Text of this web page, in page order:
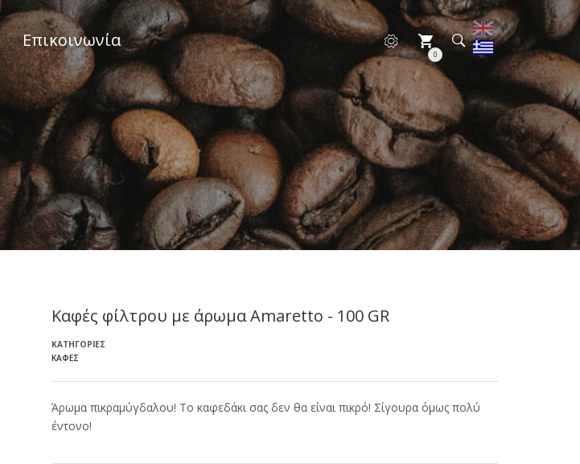
Επικοινωνία
0
Καφές φίλτρου με άρωμα Amaretto - 100 GR
ΚΑΤΗΓΟΡΊΕΣ
ΚΑΦΈΣ
Άρωμα πικραμύγδαλου! Το καφεδάκι σας δεν θα είναι πικρό! Σίγουρα όμως πολύ
έντονο!